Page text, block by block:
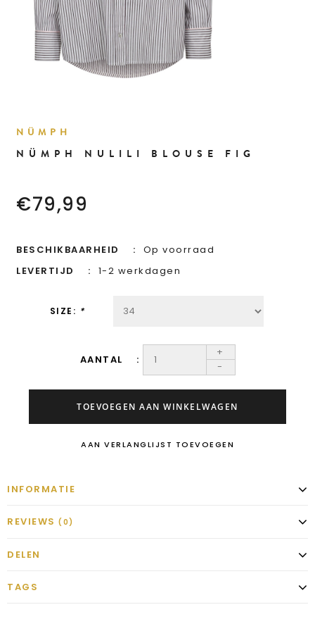
NÜMPH
NÜMPH NULILI BLOUSE FIG
€79,99
BESCHIKBAARHEID
Op voorraad
LEVERTIJD
1-2 werkdagen
SIZE: *
AANTAL
+
-
TOEVOEGEN AAN WINKELWAGEN
AAN VERLANGLIJST TOEVOEGEN
INFORMATIE
REVIEWS (0)
DELEN
TAGS